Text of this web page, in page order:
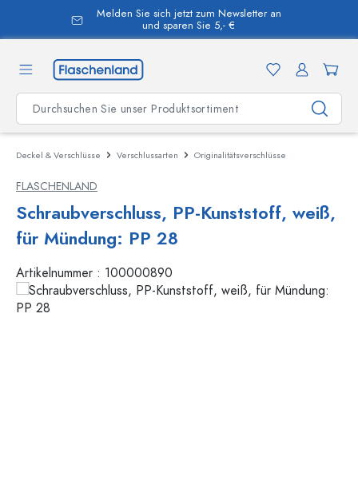
springen
Melden Sie sich jetzt zum Newsletter an
und sparen Sie 5,- €
Deckel & Verschlüsse Verschlussarten Originalitätsverschlüsse
FLASCHENLAND
Schraubverschluss, PP-Kunststoff, weiß,
für Mündung: PP 28
Artikelnummer : 100000890